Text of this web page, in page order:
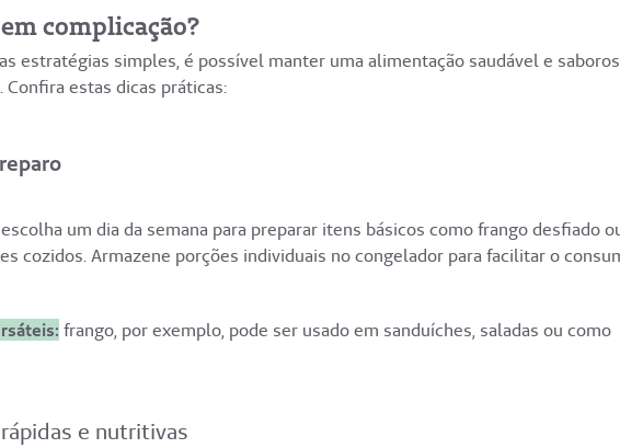
complicação?
estratégias simples, é possível manter uma alimentação saudável e
Confira estas dicas práticas:
escolha um dia da semana para preparar itens básicos como frango desfiado
cozidos. Armazene porções individuais no congelador para facilitar o
frango, por exemplo, pode ser usado em sanduíches, saladas ou como
e nutritivas